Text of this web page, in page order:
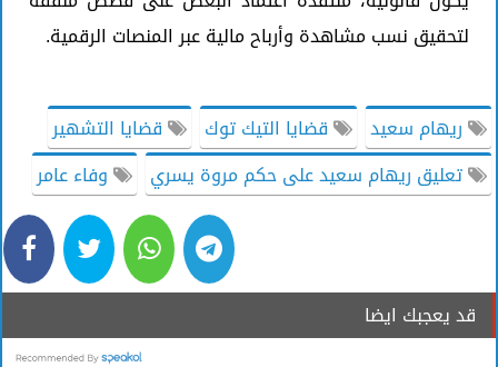
لتحقيق نسب مشاهدة وأرباح مالية عبر المنصات الرقمية.
ريهام سعيد قضايا التيك توك
قضايا التشهير
تعليق ريهام سعيد على حكم مروة يسري
وفاء عامر
قد يعجبك ايضا